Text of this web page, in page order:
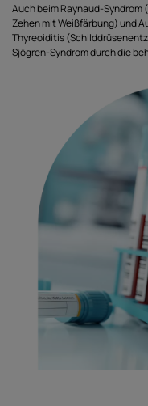
Auch beim Raynaud-
Zehen mit Weißfärbung) und
Thyreoiditis
Sjögren-Syndrom durch die